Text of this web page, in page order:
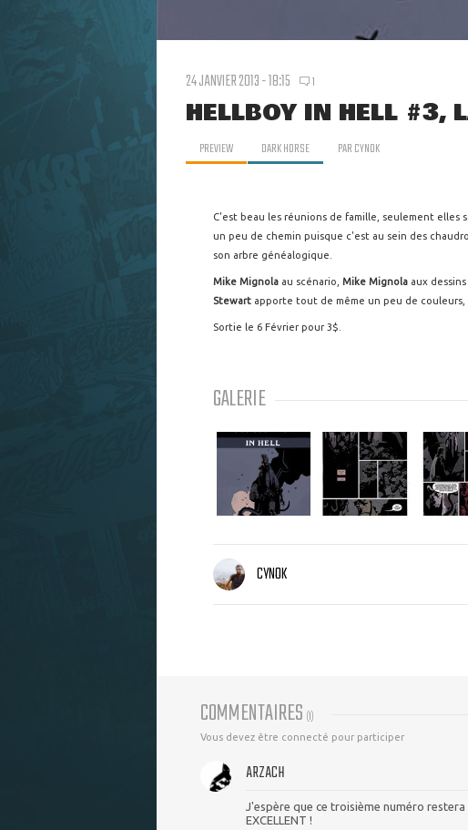
24 JANVIER 2013 - 18:15 1
HELLBOY IN HELL #3,
PREVIEW DARK HORSE PARCYNOK
C'est beau les réunions de famille, seulement elles
un peu de chemin puisque c'est au sein des
son arbre généalogique.
Mike Mignola au scénario, Mike Mignola aux
Stewart apporte tout de même un peu de couleurs,
Sortie le 6 Février pour 3$.
GALERIE
CYNOK
COMMENTAIRES (1)
Vous devez être connecté pour participer
ARZACH
J'espère que ce troisième numéro
EXCELLENT !